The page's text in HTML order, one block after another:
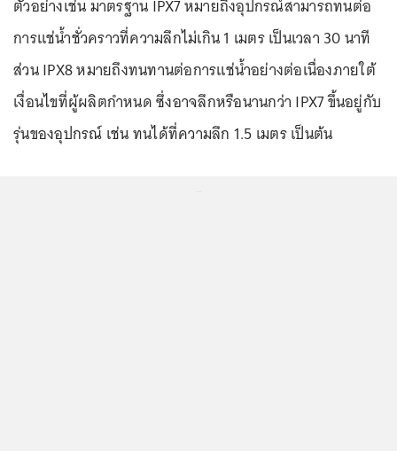
ตัวอย่างเช่น มาตรฐาน IPX7 หมายถึงอุปกรณ์สามารถทนต่อ
การแช่น้ำชั่วคราวที่ความลึกไม่เกิน 1 เมตร เป็นเวลา 30 นาที
ส่วน IPX8 หมายถึงทนทานต่อการแช่น้ำอย่างต่อเนื่องภายใต้
เงื่อนไขที่ผู้ผลิตกำหนด ซึ่งอาจลึกหรือนานกว่า IPX7 ขึ้นอยู่กับ
รุ่นของอุปกรณ์ เช่น ทนได้ที่ความลึก 1.5 เมตร เป็นต้น